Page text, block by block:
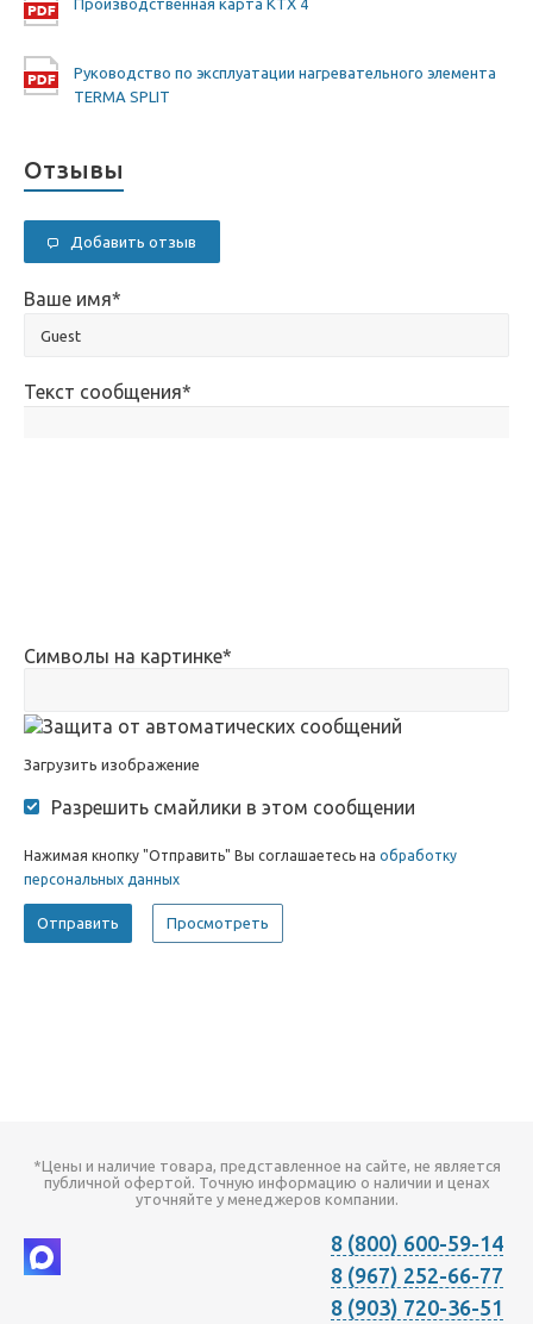
Производственная карта KTX 4
Руководство по эксплуатации нагревательного элемента
TERMA SPLIT
Отзывы
Добавить отзыв
Ваше имя*
Текст сообщения*
Символы на картинке*
Загрузить изображение
Разрешить смайлики в этом сообщении
Нажимая кнопку "Отправить" Вы соглашаетесь на обработку
персональных данных
*Цены и наличие товара, представленное на сайте, не является
публичной офертой. Точную информацию о наличии и ценах
уточняйте у менеджеров компании.
8 (800) 600-59-14
8 (967) 252-66-77
8 (903) 720-36-51